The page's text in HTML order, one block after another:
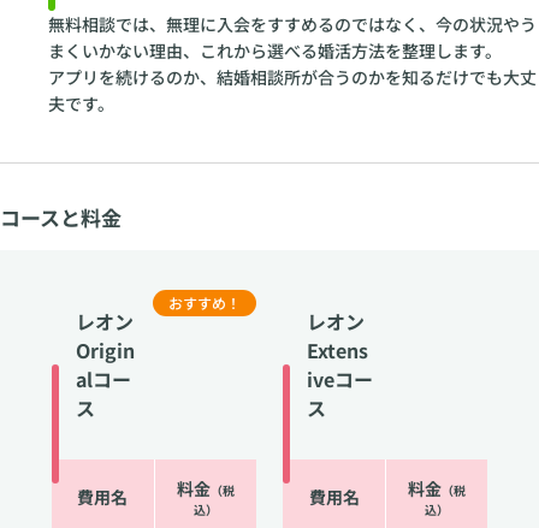
無料相談では、無理に入会をすすめるのではなく、今の状況やう
まくいかない理由、これから選べる婚活方法を整理します。
アプリを続けるのか、結婚相談所が合うのかを知るだけでも大丈
夫です。
コースと料金
レオン
Origin
alコー
ス
おすすめ！
費用名 料金（税
込）
レオン
Extens
iveコー
ス
費用名 料金 （税
込）